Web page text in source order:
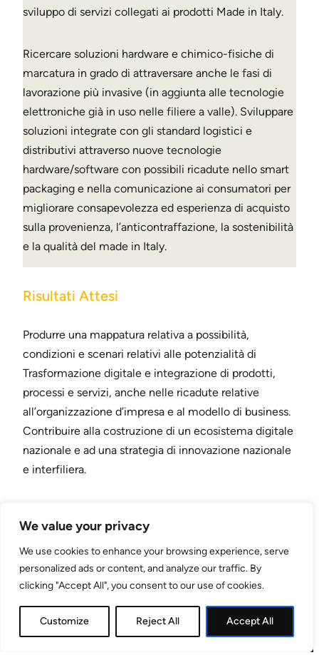
We value your privacy
We use cookies to enhance your browsing experience, serve
personalized ads or content, and analyze our traffic. By
clicking "Accept All", you consent to our use of cookies.
Customize Reject All Accept All
sviluppo di servizi collegati ai prodotti Made in Italy.
Ricercare soluzioni hardware e chimico-fisiche di
marcatura in grado di attraversare anche le fasi di
lavorazione più invasive (in aggiunta alle tecnologie
elettroniche già in uso nelle filiere a valle). Sviluppare
soluzioni integrate con gli standard logistici e
distributivi attraverso nuove tecnologie
hardware/software con possibili ricadute nello smart
packaging e nella comunicazione ai consumatori per
migliorare consapevolezza ed esperienza di acquisto
sulla provenienza, l’anticontraffazione, la sostenibilità
e la qualità del made in Italy.
Risultati Attesi
Produrre una mappatura relativa a possibilità,
condizioni e scenari relativi alle potenzialità di
Trasformazione digitale e integrazione di prodotti,
processi e servizi, anche nelle ricadute relative
all’organizzazione d’impresa e al modello di business.
Contribuire alla costruzione di un ecosistema digitale
nazionale e ad una strategia di innovazione nazionale
e interfiliera.
LinkedIn
Mail
Copyright 2023 – Galileo Unical – Privacy Policy